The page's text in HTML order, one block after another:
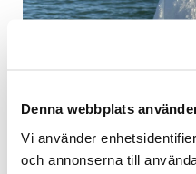
Denna webbplats
Vi använder
och annonserna till